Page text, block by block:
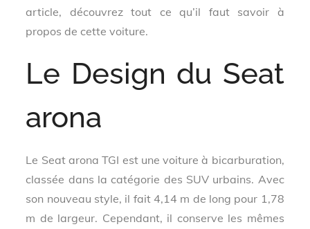
article, découvrez tout ce qu’il faut savoir à
propos de cette voiture.
Le Design du Seat
arona
Le Seat arona TGI est une voiture à bicarburation,
classée dans la catégorie des SUV urbains. Avec
son nouveau style, il fait 4,14 m de long pour 1,78
m de largeur. Cependant, il conserve les mêmes